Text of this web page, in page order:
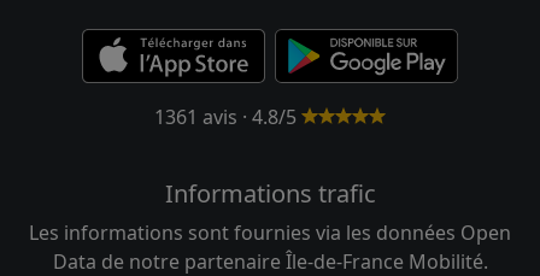
1361 avis · 4.8/5
Informations trafic
Les informations sont fournies via les données Open
Data de notre partenaire Île-de-France Mobilité.